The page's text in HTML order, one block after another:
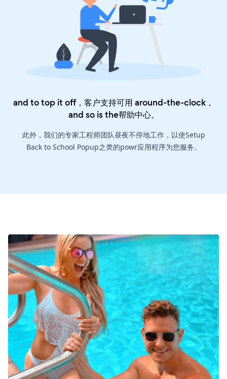
and to top it off，客户支持可用 around-the-clock，
and so is the帮助中心。
此外，我们的专家工程师团队昼夜不停地工作，以使Setup
Back to School Popup之类的powr应用程序为您服务。